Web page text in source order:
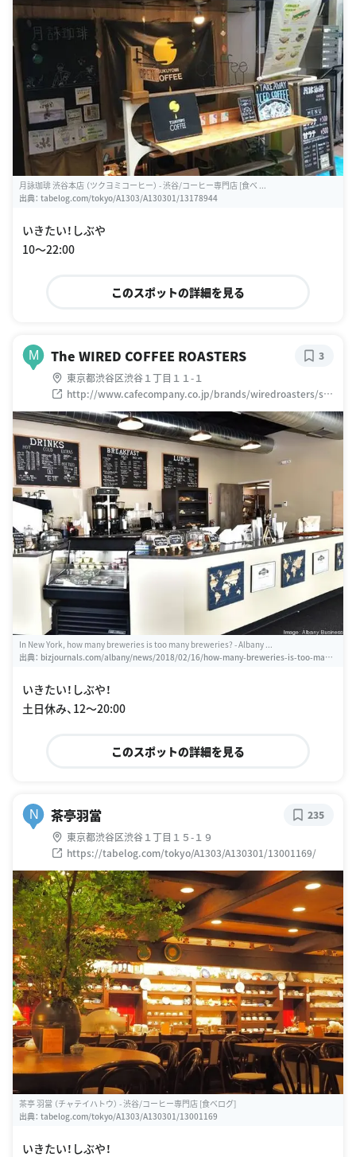
月詠珈琲 渋谷本店 （ツクヨミコーヒー） - 渋谷/コーヒー専門店 [食べ ...
出典： tabelog.com/tokyo/A1303/A130301/13178944
いきたい！しぶや
10〜22:00
このスポットの詳細を見る
M The WIRED COFFEE ROASTERS
東京都渋谷区渋谷１丁目１１-１
http://www.cafecompany.co.jp/brands/wiredroasters/shi
buya/
3
In New York, how many breweries is too many breweries? - Albany ...
出典： bizjournals.com/albany/news/2018/02/16/how-many-breweries-is-too-many-
いきたい！しぶや！
土日休み、12〜20:00
このスポットの詳細を見る
N 茶亭羽當
東京都渋谷区渋谷１丁目１５-１９
https://tabelog.com/tokyo/A1303/A130301/13001169/
235
茶亭 羽當 （チャテイハトウ） - 渋谷/コーヒー専門店 [食べログ]
出典： tabelog.com/tokyo/A1303/A130301/13001169
いきたい！しぶや！